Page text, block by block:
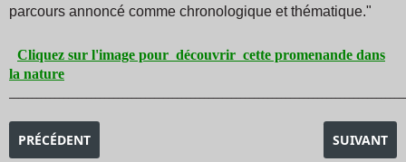
parcours annoncé comme chronologique et thématique."
Cliquez sur l'image pour découvrir cette promenande dans
la nature
ARTICLE PRÉCÉDENT : EXPOSITION LE NAIN (LE MYSTÈRE)
PRÉCÉDENT ARTICLE
SUIVANT